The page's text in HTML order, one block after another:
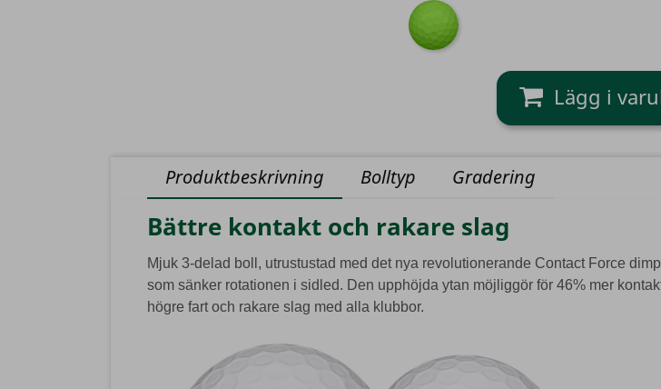
Grön
Produktbeskrivning Bolltyp Gradering
Bättre kontakt och rakare slag
Mjuk 3-delad boll, utrustustad med det nya revolutionerande Contact Force
som sänker rotationen i sidled. Den upphöjda ytan möjliggör för 46% mer
högre fart och rakare slag med alla klubbor.